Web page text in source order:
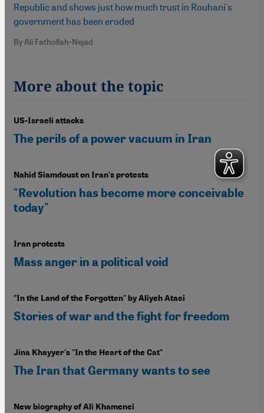
Republic and shows just how much trust in Rouhani's
government has been eroded
By Ali Fathollah-Nejad
More about the topic
US-Israeli attacks
The perils of a power vacuum in Iran
Nahid Siamdoust on Iran's protests
"Revolution has become more conceivable
today"
Iran protests
Mass anger in a political void
"In the Land of the Forgotten" by Aliyeh Ataei
Stories of war and the fight for freedom
Jina Khayyer's "In the Heart of the Cat"
The Iran that Germany wants to see
New biography of Ali Khamenei